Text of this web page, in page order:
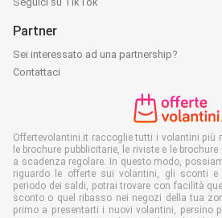
Partner
Sei interessato ad una partnership?
Contattaci
Offertevolantini.it raccoglie tutti i volantini più
le brochure pubblicitarie, le riviste e le
a scadenza regolare. In questo modo,
riguardo le offerte sui volantini, gli sconti e
periodo dei saldi, potrai trovare con facilità
sconto o quel ribasso nei negozi della tua
primo a presentarti i nuovi volantini, persino